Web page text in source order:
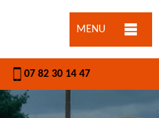
MENU
07 82 30 14 47